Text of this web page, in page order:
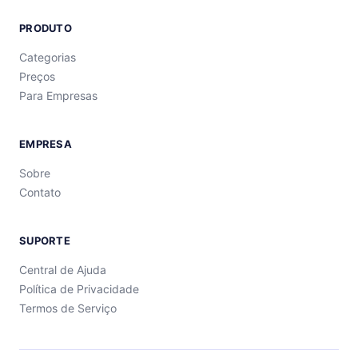
PRODUTO
Categorias
Preços
Para Empresas
EMPRESA
Sobre
Contato
SUPORTE
Central de Ajuda
Política de Privacidade
Termos de Serviço